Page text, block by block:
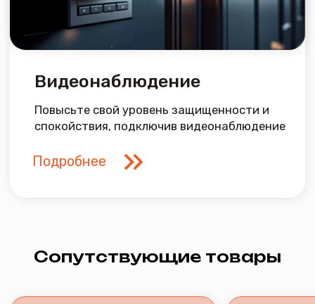
Адрес: г. Заводоуковск, ул. Первомайская,
Пн-Пт с 09:00 до 18:00,
кроме праздничных дней
Разработка сайта
2026 © Все права защищены